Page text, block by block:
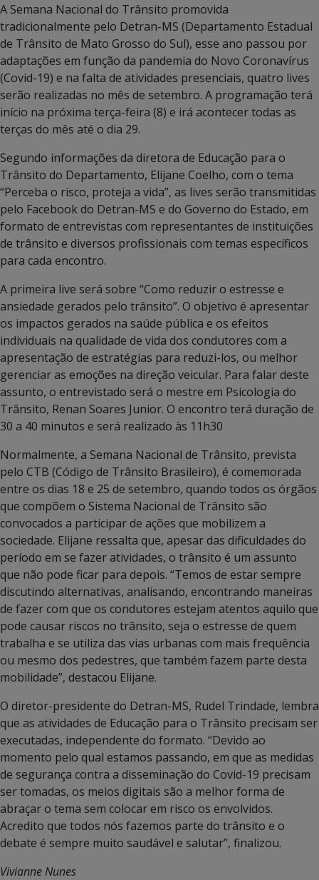
A Semana Nacional do Trânsito promovida
tradicionalmente pelo Detran-MS (Departamento Estadual
de Trânsito de Mato Grosso do Sul), esse ano passou por
adaptações em função da pandemia do Novo Coronavírus
(Covid-19) e na falta de atividades presenciais, quatro lives
serão realizadas no mês de setembro. A programação terá
início na próxima terça-feira (8) e irá acontecer todas as
terças do mês até o dia 29.
Segundo informações da diretora de Educação para o
Trânsito do Departamento, Elijane Coelho, com o tema
“Perceba o risco, proteja a vida”, as lives serão transmitidas
pelo Facebook do Detran-MS e do Governo do Estado, em
formato de entrevistas com representantes de instituições
de trânsito e diversos profissionais com temas específicos
para cada encontro.
A primeira live será sobre “Como reduzir o estresse e
ansiedade gerados pelo trânsito”. O objetivo é apresentar
os impactos gerados na saúde pública e os efeitos
individuais na qualidade de vida dos condutores com a
apresentação de estratégias para reduzi-los, ou melhor
gerenciar as emoções na direção veicular. Para falar deste
assunto, o entrevistado será o mestre em Psicologia do
Trânsito, Renan Soares Junior. O encontro terá duração de
30 a 40 minutos e será realizado às 11h30
Normalmente, a Semana Nacional de Trânsito, prevista
pelo CTB (Código de Trânsito Brasileiro), é comemorada
entre os dias 18 e 25 de setembro, quando todos os órgãos
que compõem o Sistema Nacional de Trânsito são
convocados a participar de ações que mobilizem a
sociedade. Elijane ressalta que, apesar das dificuldades do
período em se fazer atividades, o trânsito é um assunto
que não pode ficar para depois. “Temos de estar sempre
discutindo alternativas, analisando, encontrando maneiras
de fazer com que os condutores estejam atentos aquilo que
pode causar riscos no trânsito, seja o estresse de quem
trabalha e se utiliza das vias urbanas com mais frequência
ou mesmo dos pedestres, que também fazem parte desta
mobilidade”, destacou Elijane.
O diretor-presidente do Detran-MS, Rudel Trindade, lembra
que as atividades de Educação para o Trânsito precisam ser
executadas, independente do formato. “Devido ao
momento pelo qual estamos passando, em que as medidas
de segurança contra a disseminação do Covid-19 precisam
ser tomadas, os meios digitais são a melhor forma de
abraçar o tema sem colocar em risco os envolvidos.
Acredito que todos nós fazemos parte do trânsito e o
debate é sempre muito saudável e salutar”, finalizou.
Vivianne Nunes